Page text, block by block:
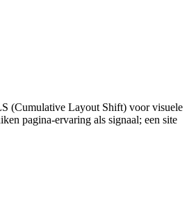
(Cumulative Layout Shift) voor visuele
pagina-ervaring als signaal; een site